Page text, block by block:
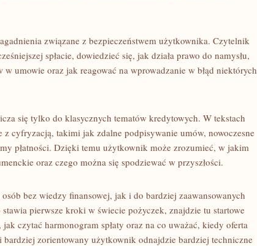
związane z bezpieczeństwem użytkownika. Czytelnik
spłacie, dowiedzieć się, jak działa prawo do namysłu,
umowie oraz jak reagować na wprowadzanie w błąd niektórych
się tylko do klasycznych tematów kredytowych. W tekstach
z cyfryzacją, takimi jak zdalne podpisywanie umów, nowoczesne
płatności. Dzięki temu użytkownik może zrozumieć, w jakim
oraz czego można się spodziewać w przyszłości.
bez wiedzy finansowej, jak i do bardziej zaawansowanych
pierwsze kroki w świecie pożyczek, znajdzie tu startowe
czytać harmonogram spłaty oraz na co uważać, kiedy oferta
zorientowany użytkownik odnajdzie bardziej techniczne